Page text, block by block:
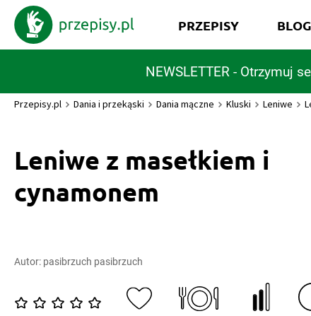
NEWSLETTER - Otrzymuj
PRZEPISY BLOG
Przepisy.pl Dania i przekąski Dania mączne Kluski Leniwe
Leniwe z masełkiem i
cynamonem
Autor: pasibrzuch pasibrzuch